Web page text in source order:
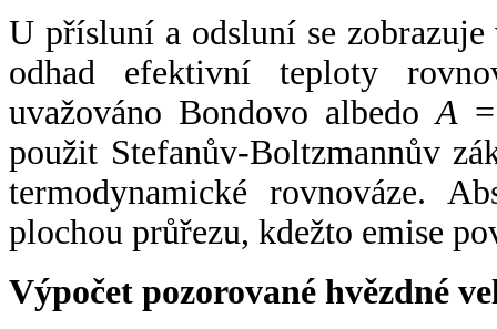
U přísluní a odsluní se
odhad efektivní teploty
uvažováno Bondovo albedoA
použit Stefanův-Boltzmannův
termodynamické rovnováze.
plochou průřezu, kdežto emise
Výpočet pozorované hvězdné